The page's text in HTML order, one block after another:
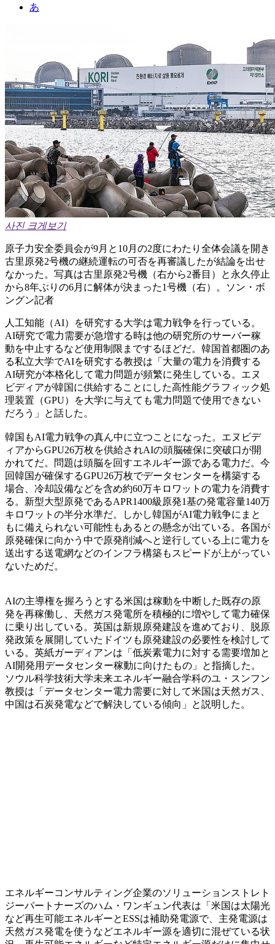
あ
사진 크게보기
原子力安全委員会が9月と10月の2度にわたり全体会議を開き
古里原発2号機の継続運転の可否を再審議したが結論を出せ
なかった。写真は古里原発2号機（右から2番目）と永久停止
から8年ぶりの6月に解体が決まった1号機（右）。ソン・ボ
ングン記者
人工知能（AI）を研究する大学は電力戦争を行っている。
AI研究で電力需要が急増する時は他の研究所のサーバー稼
動を中止するなど使用制限までするほどだ。韓国首都圏のあ
る私立大学でAIを研究する教授は「大量の電力を消費する
AI研究が本格化して電力問題が頻繁に発生している。エヌ
ビディアが韓国に供給することにした高性能グラフィック処
理装置（GPU）を大学に与えても電力問題で使用できない
だろう」と話した。
韓国もAI電力戦争の真ん中に立つことになった。エヌビデ
ィアからGPU26万枚を供給されAIの頭脳確保に突破口が開
かれてだ。問題は頭脳を回すエネルギー源である電力だ。今
回韓国が確保するGPU26万枚でデータセンターを構築する
場合、冷却設備などを含め約60万キロワットの電力を消費す
る。新型大型原発であるAPR1400級原発1基の発電容量140万
キロワットの半分水準だ。しかし韓国がAI電力戦争にまと
もに備えられない可能性もあるとの懸念が出ている。各国が
原発確保に向かう中で原発削減へと逆行している上に電力を
送出する送電網などのインフラ構築もスピードが上がってい
ないためだ。
AIの主導権を握ろうとする米国は稼動を中断した既存の原
発を再稼働し、天然ガス発電所を積極的に増やして電力確保
に乗り出している。英国は新規原発建設を進めており、脱原
発政策を展開していたドイツも原発建設の必要性を検討して
いる。英紙ガーディアンは「低炭素電力に対する需要増加と
AI開発用データセンター稼動に向けたもの」と指摘した。
ソウル科学技術大学未来エネルギー融合学科のユ・スンフン
教授は「データセンター電力需要に対して米国は天然ガス、
中国は石炭発電などで解決している傾向」と説明した。
エネルギーコンサルティング企業のソリューションストレト
ジーパートナーズのハム・ワンギュン代表は「米国は太陽光
など再生可能エネルギーとESSは補助発電源で、主発電源は
天然ガス発電を使うなどエネルギー源を適切に混ぜている状